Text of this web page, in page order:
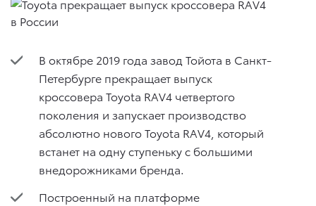
В октябре 2019 года завод Тойота в Санкт-
Петербурге прекращает выпуск
кроссовера Toyota RAV4 четвертого
поколения и запускает производство
абсолютно нового Toyota RAV4, который
встанет на одну ступеньку с большими
внедорожниками бренда.
Построенный на платформе